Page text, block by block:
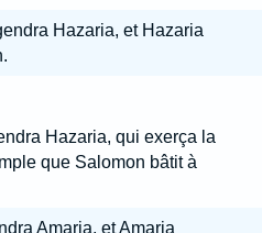
Hazaria, et Hazaria
Hazaria, qui exerça la
que Salomon bâtit à
Amaria, et Amaria